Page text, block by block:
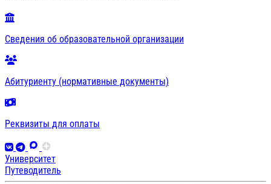
Сведения об образовательной организации
Абитуриенту (нормативные документы)
Реквизиты для оплаты
Университет
Путеводитель